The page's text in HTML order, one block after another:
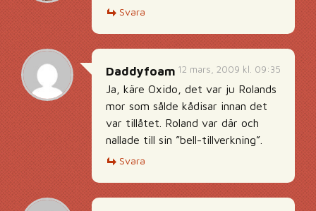
Svara
12 mars, 2009 kl. 09:35
Daddyfoam
Ja, käre Oxido, det var ju Rolands
mor som sålde kådisar innan det
var tillåtet. Roland var där och
nallade till sin ”bell-tillverkning”.
Svara